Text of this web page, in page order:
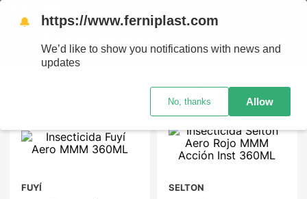
Ordenar por
FUYÍ SELTON
🔔 https://www.ferniplast.com
We’d like to show you notifications with news and
updates
No, thanks Allow